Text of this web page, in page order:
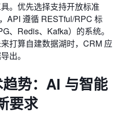
。优先选择支持开放标准
API 遵循 RESTful/RPC 标
、Redis、Kafka）的系统。
打算自建数据湖时，CRM 应
出。
势：AI 与智能
要求